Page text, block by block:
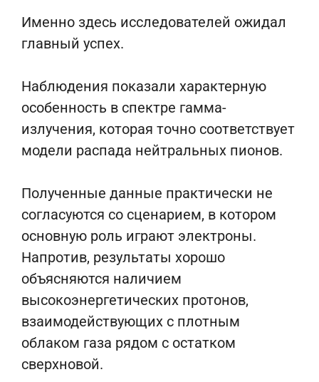
Именно здесь исследователей ожидал
главный успех.
Наблюдения показали характерную
особенность в спектре гамма-
излучения, которая точно соответствует
модели распада нейтральных пионов.
Полученные данные практически не
согласуются со сценарием, в котором
основную роль играют электроны.
Напротив, результаты хорошо
объясняются наличием
высокоэнергетических протонов,
взаимодействующих с плотным
облаком газа рядом с остатком
сверхновой.